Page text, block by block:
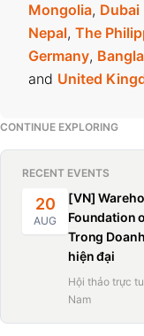
Mongolia, Dubai
Nepal, The
Germany,
and United
CONTINUE EXPLORING
RECENT EVENTS
20
AUG
[VN]
Foundation
Trong
hiện đại
Hội thảo trực
Nam